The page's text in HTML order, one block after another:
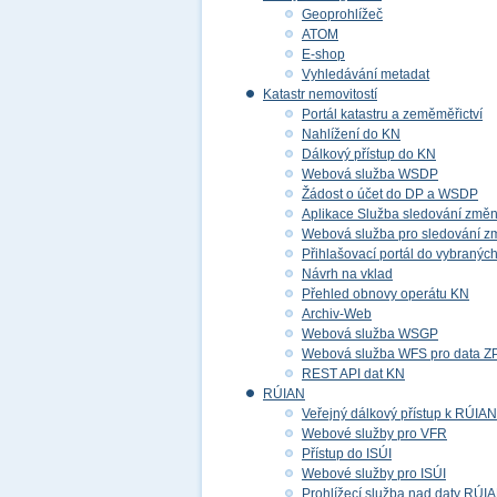
Geoprohlížeč
ATOM
E-shop
Vyhledávání metadat
Katastr nemovitostí
Portál katastru a zeměměřictví
Nahlížení do KN
Dálkový přístup do KN
Webová služba WSDP
Žádost o účet do DP a WSDP
Aplikace Služba sledování změn
Webová služba pro sledování
Přihlašovací portál do
Návrh na vklad
Přehled obnovy operátu KN
Archiv-Web
Webová služba WSGP
Webová služba WFS pro data
REST API dat KN
RÚIAN
Veřejný dálkový přístup k RÚIAN
Webové služby pro VFR
Přístup do ISÚI
Webové služby pro ISÚI
Prohlížecí služba nad daty